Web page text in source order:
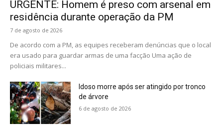
URGENTE: Homem é preso com arsenal em
residência durante operação da PM
7 de agosto de 2026
De acordo com a PM, as equipes receberam denúncias que o local
era usado para guardar armas de uma facção Uma ação de
policiais militares...
Idoso morre após ser atingido por tronco
de árvore
6 de agosto de 2026